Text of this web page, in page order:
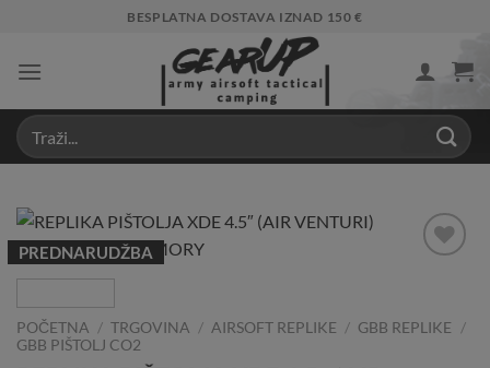
content
BESPLATNA DOSTAVA IZNAD 150 €
PREDNARUDŽBA
POČETNA / TRGOVINA / AIRSOFT REPLIKE / GBB REPLIKE
/
GBB PIŠTOLJ CO2